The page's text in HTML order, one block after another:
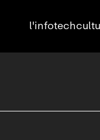
l'infotech